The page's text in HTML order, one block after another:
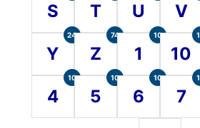
S T U V
Y
24
Z
74
1
10
10
4
10
5
10
6
10
7